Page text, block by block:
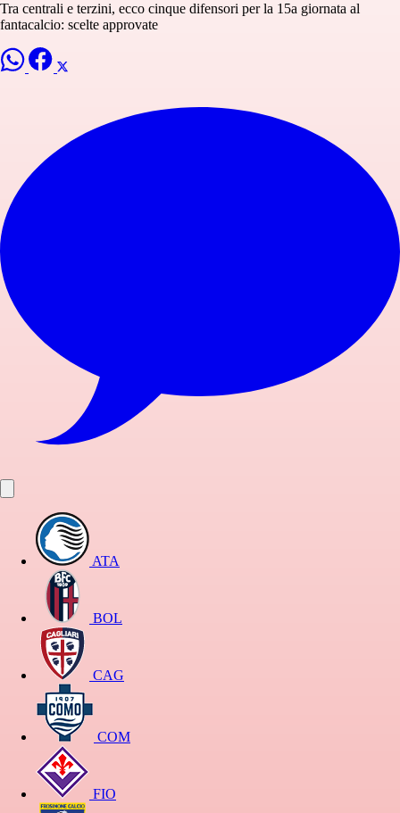
Tra centrali e terzini, ecco cinque difensori per la 15a giornata al
fantacalcio: scelte approvate
ATA
BOL
CAG
COM
FIO